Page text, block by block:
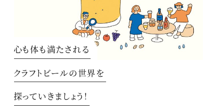
心も体も満たされる
クラフトビールの世界を
探っていきましょう！